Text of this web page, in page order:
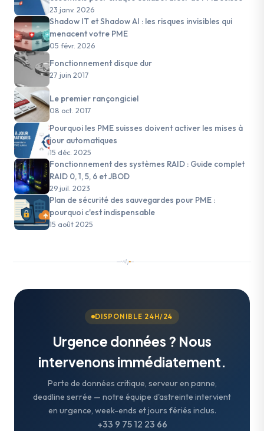
23 janv. 2026
Shadow IT et Shadow AI : les risques invisibles qui
menacent votre PME
05 févr. 2026
Fonctionnement disque dur
27 juin 2017
Le premier rançongiciel
08 oct. 2017
Pourquoi les PME suisses doivent activer les mises à
jour automatiques
15 déc. 2025
Fonctionnement des systèmes RAID : Guide complet
RAID 0, 1, 5, 6 et JBOD
29 juil. 2023
Plan de sécurité des sauvegardes pour PME :
pourquoi c'est indispensable
15 août 2025
DISPONIBLE 24H/24
Urgence données ? Nous
intervenons immédiatement.
Perte de données critique, serveur en panne,
deadline serrée — notre équipe d'astreinte intervient
en urgence, week-ends et jours fériés inclus.
+33 9 75 12 23 66